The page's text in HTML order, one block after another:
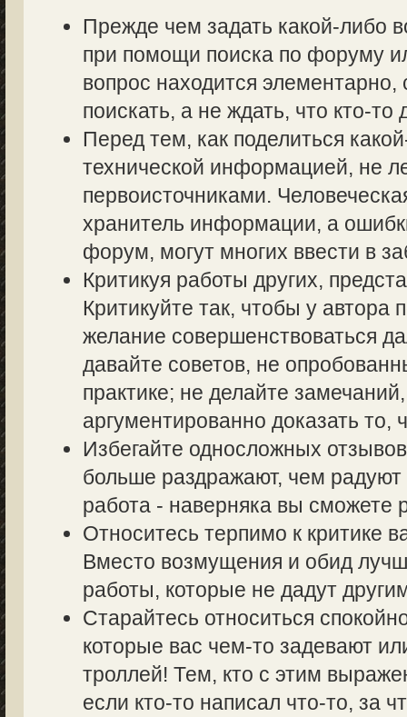
Прежде чем задать какой-либо
при помощи поиска по форуму
вопрос находится элементарно,
поискать, а не ждать, что кто-то
Перед тем, как поделиться
технической информацией, не
первоисточниками.
хранитель информации, а
форум, могут многих ввести в
Критикуя работы других,
Критикуйте так, чтобы у автора
желание совершенствоваться
давайте советов, не
практике; не делайте
аргументированно доказать то,
Избегайте односложных
больше раздражают, чем
работа - наверняка вы сможете
Относитесь терпимо к критике
Вместо возмущения и обид
работы, которые не дадут
Старайтесь относиться
которые вас чем-то задевают
троллей! Тем, кто с этим
если кто-то написал что-то, за